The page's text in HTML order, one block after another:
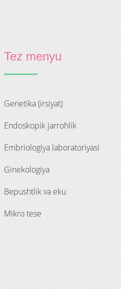
Tez menyu
genetika (irsiyat)
endoskopik jarrohlik
embriologiya laboratoriyasi
ginekologiya
bepushtlik va eku
mikro tese